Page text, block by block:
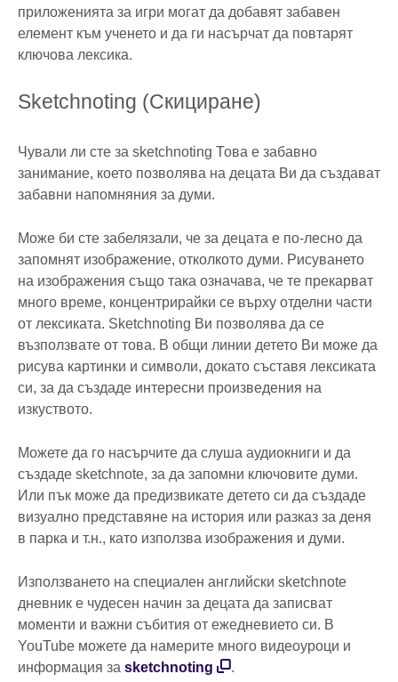
приложенията за игри могат да добавят забавен
елемент към ученето и да ги насърчат да повтарят
ключова лексика.
Sketchnoting (Скициране)
Чували ли сте за sketchnoting Това е забавно
занимание, което позволява на децата Ви да създават
забавни напомняния за думи.
Може би сте забелязали, че за децата е по-лесно да
запомнят изображение, отколкото думи. Рисуването
на изображения също така означава, че те прекарват
много време, концентрирайки се върху отделни части
от лексиката. Sketchnoting Ви позволява да се
възползвате от това. В общи линии детето Ви може да
рисува картинки и символи, докато съставя лексиката
си, за да създаде интересни произведения на
изкуството.
Можете да го насърчите да слуша аудиокниги и да
създаде sketchnote, за да запомни ключовите думи.
Или пък може да предизвикате детето си да създаде
визуално представяне на история или разказ за деня
в парка и т.н., като използва изображения и думи.
Използването на специален английски sketchnote
дневник е чудесен начин за децата да записват
моменти и важни събития от ежедневието си. В
YouTube можете да намерите много видеоуроци и
информация за sketchnoting .